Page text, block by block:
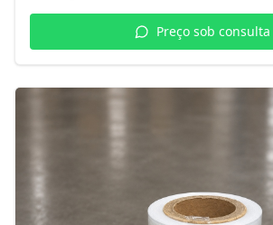
Preço sob consulta